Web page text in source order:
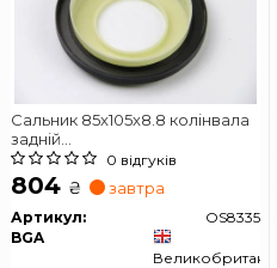
Сальник 85x105x8.8 колінвала
задній
Berlingo/Partner/Scudo/Expert
1.6HDi 05- BGA OS8335
0 відгуків
804 ₴ завтра
Артикул:
OS8335
BGA
Великобританія